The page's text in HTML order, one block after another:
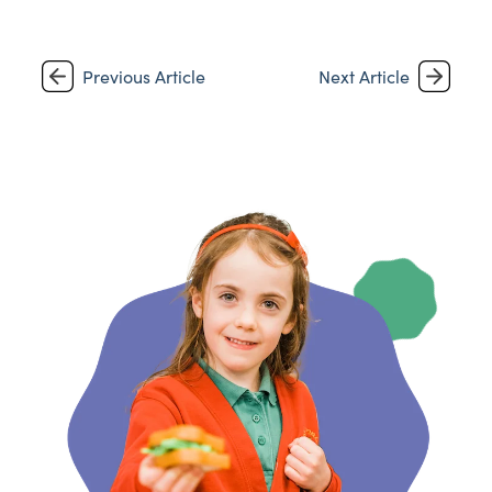
Previous Article Next Article